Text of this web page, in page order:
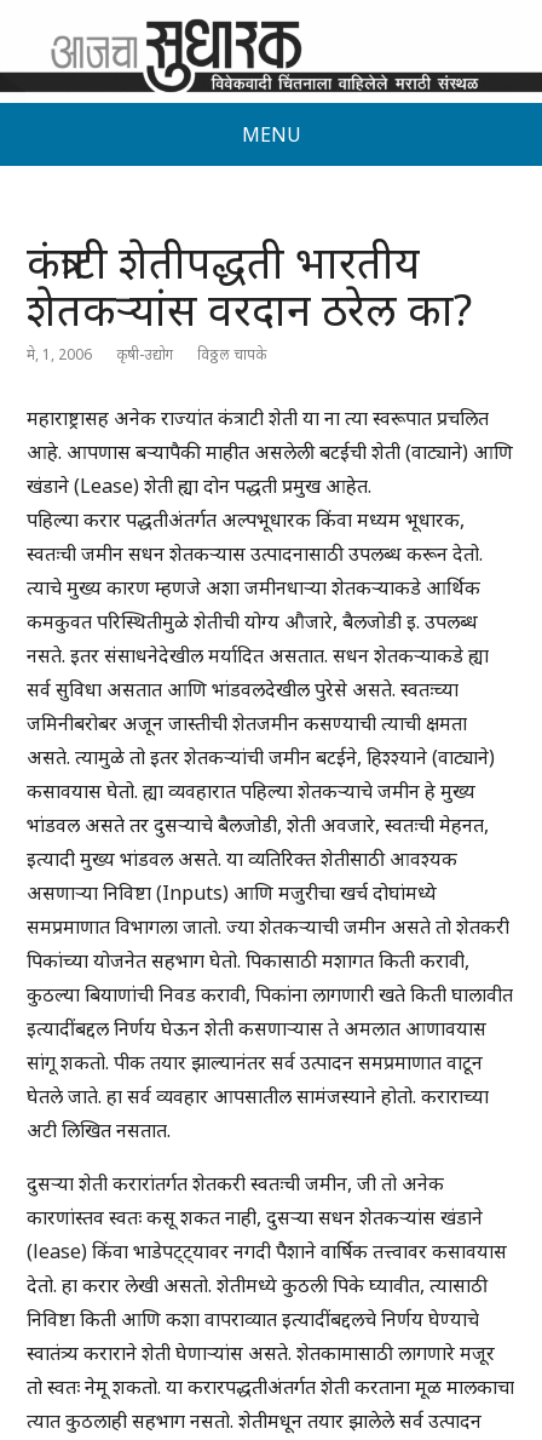
MENU
कंत्राटी शेतीपद्धती भारतीय
शेतकऱ्यांस वरदान ठरेल का?
मे, 1, 2006 कृषी-उद्योग विठ्ठल चापके
महाराष्ट्रासह अनेक राज्यांत कंत्राटी शेती या ना त्या स्वरूपात प्रचलित
आहे. आपणास बऱ्यापैकी माहीत असलेली बटईची शेती (वाट्याने) आणि
खंडाने (Lease) शेती ह्या दोन पद्धती प्रमुख आहेत.
पहिल्या करार पद्धतीअंतर्गत अल्पभूधारक किंवा मध्यम भूधारक,
स्वतःची जमीन सधन शेतकऱ्यास उत्पादनासाठी उपलब्ध करून देतो.
त्याचे मुख्य कारण म्हणजे अशा जमीनधाऱ्या शेतकऱ्याकडे आर्थिक
कमकुवत परिस्थितीमुळे शेतीची योग्य औजारे, बैलजोडी इ. उपलब्ध
नसते. इतर संसाधनेदेखील मर्यादित असतात. सधन शेतकऱ्याकडे ह्या
सर्व सुविधा असतात आणि भांडवलदेखील पुरेसे असते. स्वतःच्या
जमिनीबरोबर अजून जास्तीची शेतजमीन कसण्याची त्याची क्षमता
असते. त्यामुळे तो इतर शेतकऱ्यांची जमीन बटईने, हिश्श्याने (वाट्याने)
कसावयास घेतो. ह्या व्यवहारात पहिल्या शेतकऱ्याचे जमीन हे मुख्य
भांडवल असते तर दुसऱ्याचे बैलजोडी, शेती अवजारे, स्वतःची मेहनत,
इत्यादी मुख्य भांडवल असते. या व्यतिरिक्त शेतीसाठी आवश्यक
असणाऱ्या निविष्टा (Inputs) आणि मजुरीचा खर्च दोघांमध्ये
समप्रमाणात विभागला जातो. ज्या शेतकऱ्याची जमीन असते तो शेतकरी
पिकांच्या योजनेत सहभाग घेतो. पिकासाठी मशागत किती करावी,
कुठल्या बियाणांची निवड करावी, पिकांना लागणारी खते किती घालावीत
इत्यादींबद्दल निर्णय घेऊन शेती कसणाऱ्यास ते अमलात आणावयास
सांगू शकतो. पीक तयार झाल्यानंतर सर्व उत्पादन समप्रमाणात वाटून
घेतले जाते. हा सर्व व्यवहार आपसातील सामंजस्याने होतो. कराराच्या
अटी लिखित नसतात.
दुसऱ्या शेती करारांतर्गत शेतकरी स्वतःची जमीन, जी तो अनेक
कारणांस्तव स्वतः कसू शकत नाही, दुसऱ्या सधन शेतकऱ्यांस खंडाने
(lease) किंवा भाडेपट्ट्यावर नगदी पैशाने वार्षिक तत्त्वावर कसावयास
देतो. हा करार लेखी असतो. शेतीमध्ये कुठली पिके घ्यावीत, त्यासाठी
निविष्टा किती आणि कशा वापराव्यात इत्यादींबद्दलचे निर्णय घेण्याचे
स्वातंत्र्य कराराने शेती घेणाऱ्यांस असते. शेतकामासाठी लागणारे मजूर
तो स्वतः नेमू शकतो. या करारपद्धतीअंतर्गत शेती करताना मूळ मालकाचा
त्यात कुठलाही सहभाग नसतो. शेतीमधून तयार झालेले सर्व उत्पादन